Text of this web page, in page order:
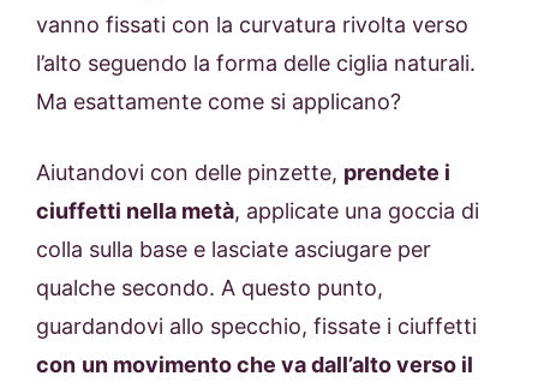
vanno fissati con la curvatura rivolta verso
l’alto seguendo la forma delle ciglia naturali.
Ma esattamente come si applicano?
Aiutandovi con delle pinzette, prendete i
ciuffetti nella metà, applicate una goccia di
colla sulla base e lasciate asciugare per
qualche secondo. A questo punto,
guardandovi allo specchio, fissate i ciuffetti
con un movimento che va dall’alto verso il